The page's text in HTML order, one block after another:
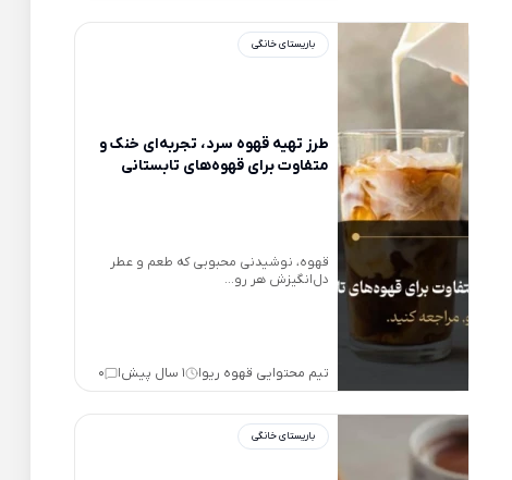
باریستای خانگی
طرز تهیه قهوه سرد، تجربه‌ای خنک و
متفاوت برای قهوه‌های تابستانی
قهوه، نوشیدنی محبوبی که طعم و عطر
دل‌انگیزش هر رو...
تیم محتوایی قهوه ریو| 1 سال پیش |
0
باریستای خانگی